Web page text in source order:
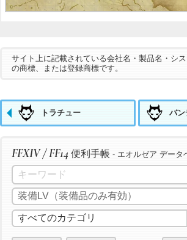
サイト上に記載されている会社名・製品名・シ
の商標、または登録商標です。
トラチュー バン
FFXIV / FF14 便利手帳 - エオルゼア データ